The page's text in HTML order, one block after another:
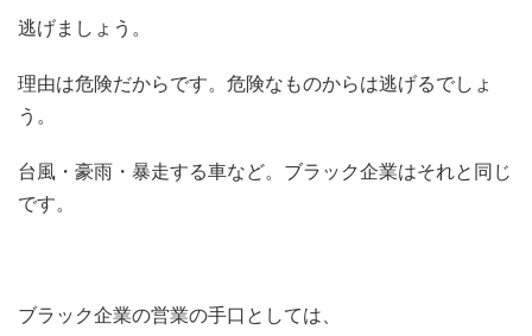
逃げましょう。
理由は危険だからです。危険なものからは逃げるでしょ
う。
台風・豪雨・暴走する車など。ブラック企業はそれと同じ
です。
ブラック企業の営業の手口としては、